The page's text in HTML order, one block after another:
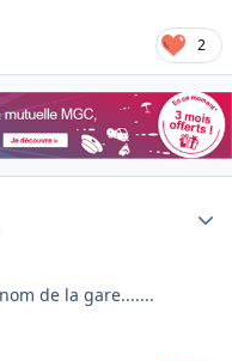
2
de la gare.......